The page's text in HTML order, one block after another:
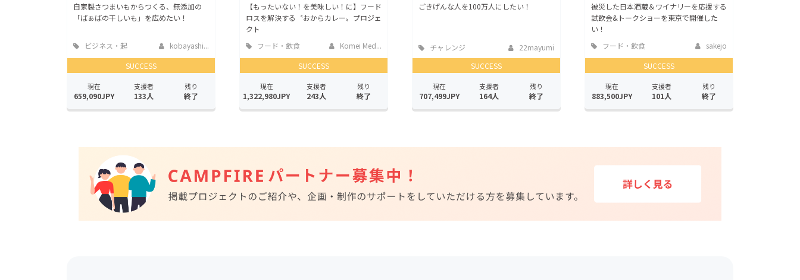
自家製さつまいもからつくる、無添加の
「ばぁばの干しいも」を広めたい！
ビジネス・起
業
kobayashi...
SUCCESS
現在
659,090JPY
支援者
133人
残り
終了
【もったいない！を美味しい！に】フード
ロスを解決する〝おからカレー〟プロジェ
クト
フード・飲食
店
Komei Med...
SUCCESS
現在
1,322,980JPY
支援者
243人
残り
終了
ごきげんな人を100万人にしたい！
チャレンジ
22mayumi
SUCCESS
現在
707,499JPY
支援者
164人
残り
終了
被災した日本酒蔵＆ワイナリーを応援する
試飲会&トークショーを東京で開催した
い！
フード・飲食
店
sakejo
SUCCESS
現在
883,500JPY
支援者
101人
残り
終了